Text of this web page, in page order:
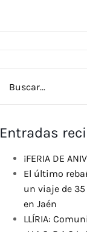
Entradas
¡FERIA DE
El último
un viaje de
en Jaén
LLÍRIA: